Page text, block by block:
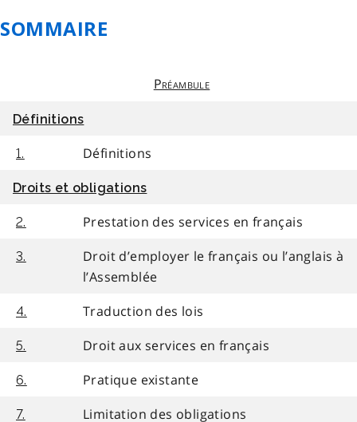
SOMMAIRE
Préambule
Définitions
1. Définitions
Droits et obligations
2. Prestation des services en français
3.
Droit d’employer le français ou l’anglais à
l’Assemblée
4. Traduction des lois
5. Droit aux services en français
6. Pratique existante
7. Limitation des obligations